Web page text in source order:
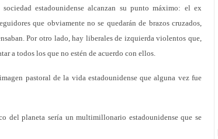
estadounidense alcanzan su punto máximo: el ex
que obviamente no se quedarán de brazos cruzados,
Por otro lado, hay liberales de izquierda violentos que,
a todos los que no estén de acuerdo con ellos.
pastoral de la vida estadounidense que alguna vez fue
del planeta sería un multimillonario estadounidense que se